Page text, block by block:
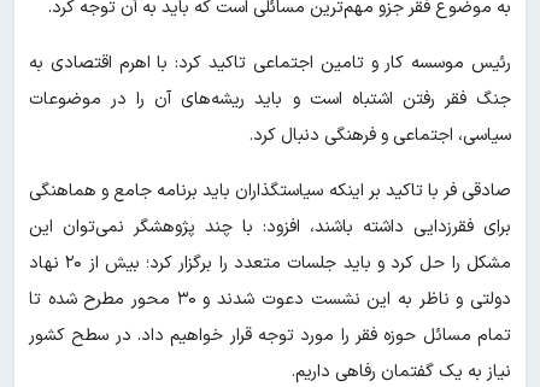
به موضوع فقر جزو مهم‌ترین مسائلی است که باید به آن توجه کرد.
رئیس موسسه کار و تامین اجتماعی تاکید کرد: با اهرم اقتصادی به
جنگ فقر رفتن اشتباه است و باید ریشه‌های آن را در موضوعات
سیاسی، اجتماعی و فرهنگی دنبال کرد.
صادقی فر با تاکید بر اینکه سیاستگذاران باید برنامه جامع و هماهنگی
برای فقرزدایی داشته باشند، افزود: با چند پژوهشگر نمی‌توان این
مشکل را حل کرد و باید جلسات متعدد را برگزار کرد؛ بیش از ۲۰ نهاد
دولتی و ناظر به این نشست دعوت شدند و ۳۰ محور مطرح شده تا
تمام مسائل حوزه فقر را مورد توجه قرار خواهیم داد. در سطح کشور
نیاز به یک گفتمان رفاهی داریم.